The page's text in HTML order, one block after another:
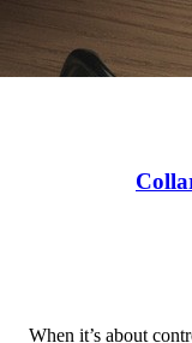
When it’s about